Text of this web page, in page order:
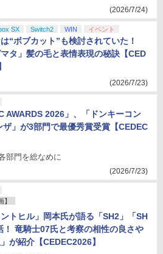
(2026/7/24)
SX Switch2 WIN イベント
“ボブカット”も検討されていた！
マタ」髪の毛と表情表現の秘訣【CED
(2026/7/23)
AWARDS 2026」、「ドンキーコン
ザ」が3部門で最優秀賞受賞【CEDEC
部門を総なめに
(2026/7/23)
】
ントヒル」岡本氏が語る「SH2」「SH
！ 竜騎士07氏と考察の相性の良さや
」が紹介【CEDEC2026】